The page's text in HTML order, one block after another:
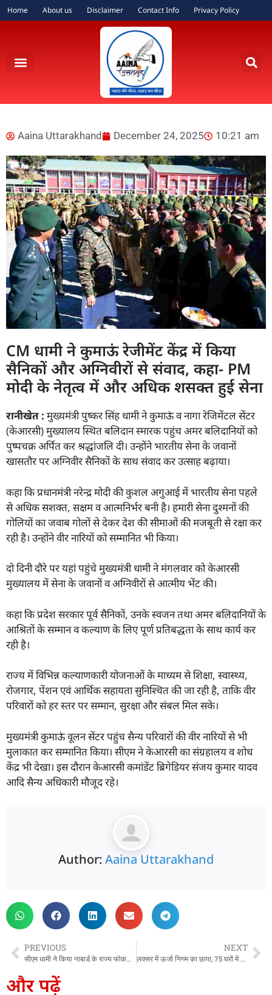
Home About us Disclaimer Contact Info Privacy Policy
Aaina Uttarakhand December 24, 2025 10:21 am
CM धामी ने कुमाऊं रेजीमेंट केंद्र में किया
सैनिकों और अग्निवीरों से संवाद, कहा- PM
मोदी के नेतृत्व में और अधिक शसक्त हुई सेना
रानीखेत : मुख्यमंत्री पुष्कर सिंह धामी ने कुमाऊं व नागा रेजिमेंटल सेंटर
(केआरसी) मुख्यालय स्थित बलिदान स्मारक पहुंच अमर बलिदानियों को
पुष्पचक्र अर्पित कर श्रद्धांजलि दी। उन्होंने भारतीय सेना के जवानों
खासतौर पर अग्निवीर सैनिकों के साथ संवाद कर उत्साह बढ़ाया।
कहा कि प्रधानमंत्री नरेन्द्र मोदी की कुशल अगुआई में भारतीय सेना पहले
से अधिक सशक्त, सक्षम व आत्मनिर्भर बनी है। हमारी सेना दुश्मनों की
गोलियों का जवाब गोलों से देकर देश की सीमाओं की मजबूती से रक्षा कर
रही है। उन्होंने वीर नारियों को सम्मानित भी किया।
दो दिनी दौरे पर यहां पहुंचे मुख्यमंत्री धामी ने मंगलवार को केआरसी
मुख्यालय में सेना के जवानों व अग्निवीरों से आत्मीय भेंट की।
कहा कि प्रदेश सरकार पूर्व सैनिकों, उनके स्वजन तथा अमर बलिदानियों के
आश्रितों के सम्मान व कल्याण के लिए पूर्ण प्रतिबद्धता के साथ कार्य कर
रही है।
राज्य में विभिन्न कल्याणकारी योजनाओं के माध्यम से शिक्षा, स्वास्थ्य,
रोजगार, पेंशन एवं आर्थिक सहायता सुनिश्चित की जा रही है, ताकि वीर
परिवारों को हर स्तर पर सम्मान, सुरक्षा और संबल मिल सके।
मुख्यमंत्री कुमाऊं वूलन सेंटर पहुंच सैन्य परिवारों की वीर नारियों से भी
मुलाकात कर सम्मानित किया। सीएम ने केआरसी का संग्रहालय व शोध
केंद्र भी देखा। इस दौरान केआरसी कमांडेंट ब्रिगेडियर संजय कुमार यादव
आदि सैन्य अधिकारी मौजूद रहे।
Author: Aaina Uttarakhand
PREVIOUS
सीएम धामी ने किया नाबार्ड के राज्य फोकस पेपर 2026-27 का विमोचन, कहा – ग्रामीण विकास में नाबार्ड की अहम भूमिका
NEXT
लक्सर में ऊर्जा निगम का छापा, 75 घरों में बिजली चोरी पकड़ी, ₹22 लाख जुर्माना लगाया
और पढ़ें